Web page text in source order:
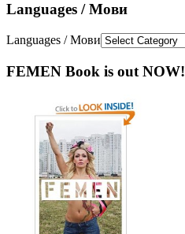
Languages / Мови
Languages / Мови
FEMEN Book is out NOW!